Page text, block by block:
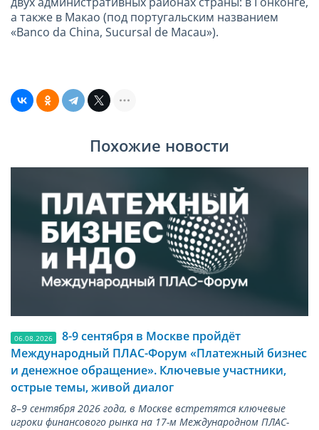
а также в Макао (под португальским названием
«Banco da China, Sucursal de Macau»).
Похожие новости
06.08.2026
8-9 сентября в Москве пройдёт
Международный ПЛАС-Форум «Платежный бизнес
и денежное обращение». Ключевые участники,
острые темы, живой диалог
8–9 сентября 2026 года, в Москве встретятся ключевые
игроки финансового рынка на 17-м Международном ПЛАС-